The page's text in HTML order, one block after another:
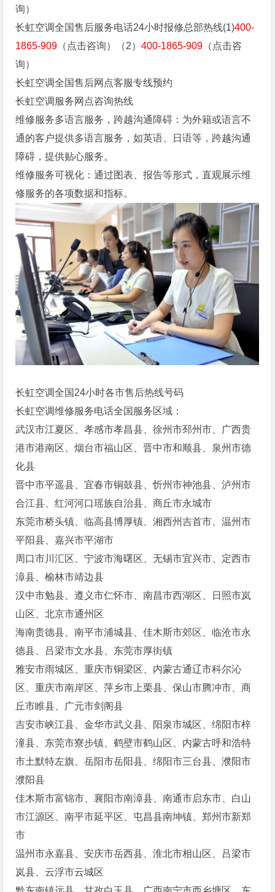
询）
长虹空调全国售后服务电话24小时报修总部热线(1)400-
1865-909 （点击咨询）（2）400-1865-909 （点击咨
询）
长虹空调全国售后网点客服专线预约
长虹空调服务网点咨询热线
维修服务多语言服务，跨越沟通障碍：为外籍或语言不
通的客户提供多语言服务，如英语、日语等，跨越沟通
障碍，提供贴心服务。
维修服务可视化：通过图表、报告等形式，直观展示维
修服务的各项数据和指标。
长虹空调全国24小时各市售后热线号码
长虹空调维修服务电话全国服务区域：
武汉市江夏区、孝感市孝昌县、徐州市邳州市、广西贵
港市港南区、烟台市福山区、晋中市和顺县、泉州市德
化县
晋中市平遥县、宜春市铜鼓县、忻州市神池县、泸州市
合江县、红河河口瑶族自治县、商丘市永城市
东莞市桥头镇、临高县博厚镇、湘西州吉首市、温州市
平阳县、嘉兴市平湖市
周口市川汇区、宁波市海曙区、无锡市宜兴市、定西市
漳县、榆林市靖边县
汉中市勉县、遵义市仁怀市、南昌市西湖区、日照市岚
山区、北京市通州区
海南贵德县、南平市浦城县、佳木斯市郊区、临沧市永
德县、吕梁市文水县、东莞市厚街镇
雅安市雨城区、重庆市铜梁区、内蒙古通辽市科尔沁
区、重庆市南岸区、萍乡市上栗县、保山市腾冲市、商
丘市睢县、广元市剑阁县
吉安市峡江县、金华市武义县、阳泉市城区、绵阳市梓
潼县、东莞市寮步镇、鹤壁市鹤山区、内蒙古呼和浩特
市土默特左旗、岳阳市岳阳县、绵阳市三台县、濮阳市
濮阳县
佳木斯市富锦市、襄阳市南漳县、南通市启东市、白山
市江源区、南平市延平区、屯昌县南坤镇、郑州市新郑
市
温州市永嘉县、安庆市岳西县、淮北市相山区、吕梁市
岚县、云浮市云城区